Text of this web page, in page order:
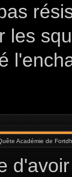
les
Académie de